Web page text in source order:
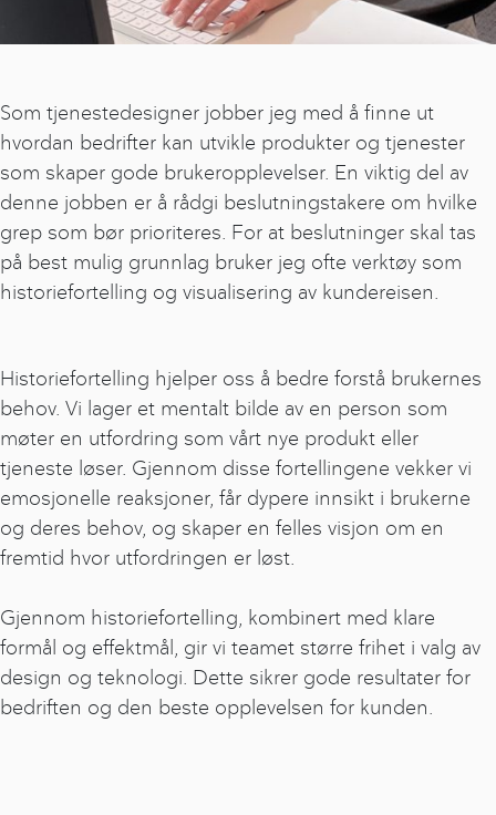
Som tjenestedesigner jobber jeg med å finne ut
hvordan bedrifter kan utvikle produkter og tjenester
som skaper gode brukeropplevelser. En viktig del av
denne jobben er å rådgi beslutningstakere om hvilke
grep som bør prioriteres. For at beslutninger skal tas
på best mulig grunnlag bruker jeg ofte verktøy som
historiefortelling og visualisering av kundereisen.
Historiefortelling hjelper oss å bedre forstå brukernes
behov. Vi lager et mentalt bilde av en person som
møter en utfordring som vårt nye produkt eller
tjeneste løser. Gjennom disse fortellingene vekker vi
emosjonelle reaksjoner, får dypere innsikt i brukerne
og deres behov, og skaper en felles visjon om en
fremtid hvor utfordringen er løst.
Gjennom historiefortelling, kombinert med klare
formål og effektmål, gir vi teamet større frihet i valg av
design og teknologi. Dette sikrer gode resultater for
bedriften og den beste opplevelsen for kunden.